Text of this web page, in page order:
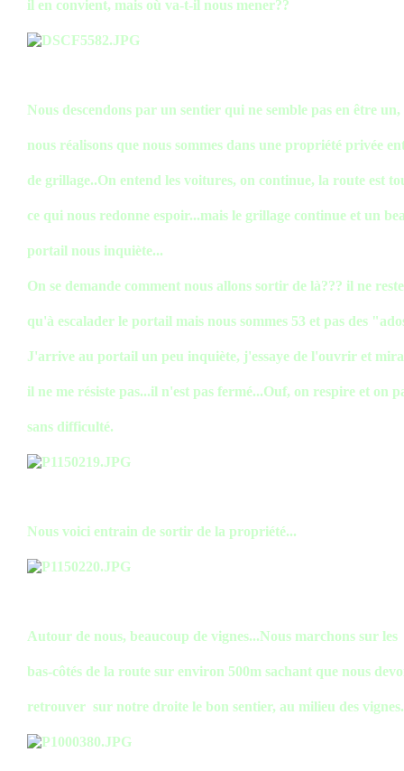
il en convient, mais où va-t-il nous mener??
Nous descendons par un sentier qui ne semble pas en être un,
nous réalisons que nous sommes dans une propriété privée
de grillage..On entend les voitures, on continue, la route est
ce qui nous redonne espoir...mais le grillage continue et un
portail nous inquiète...
On se demande comment nous allons sortir de là??? il ne
qu'à escalader le portail mais nous sommes 53 et pas des
J'arrive au portail un peu inquiète, j'essaye de l'ouvrir et
il ne me résiste pas...il n'est pas fermé...Ouf, on respire et on
sans difficulté.
Nous voici entrain de sortir de la propriété...
Autour de nous, beaucoup de vignes...Nous marchons sur les
bas-côtés de la route sur environ 500m sachant que nous
retrouver sur notre droite le bon sentier, au milieu des vignes.